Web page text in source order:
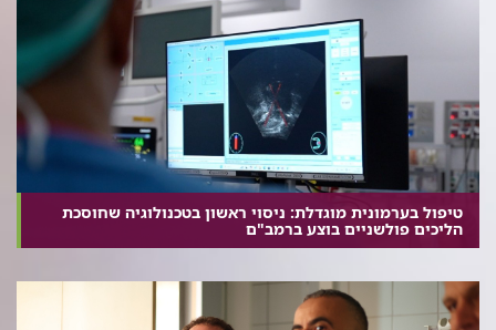
טיפול בערמונית מוגדלת: ניסוי ראשון בטכנולוגיה שחוסכת
הליכים פולשניים בוצע ברמב"ם